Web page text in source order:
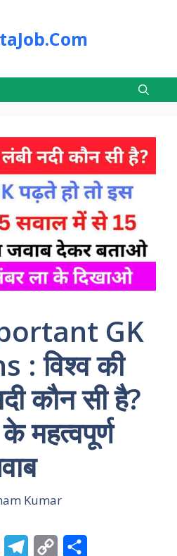
GK
: विश्व की
कौन सी है?
महत्वपूर्ण
Kumar